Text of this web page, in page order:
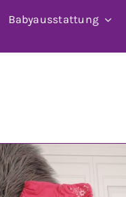
Babyausstattung